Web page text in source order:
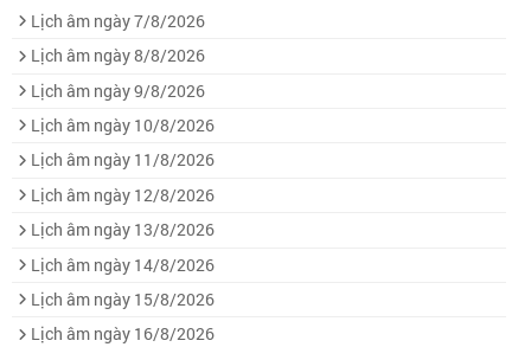
Lịch âm ngày 7/8/2026
Lịch âm ngày 8/8/2026
Lịch âm ngày 9/8/2026
Lịch âm ngày 10/8/2026
Lịch âm ngày 11/8/2026
Lịch âm ngày 12/8/2026
Lịch âm ngày 13/8/2026
Lịch âm ngày 14/8/2026
Lịch âm ngày 15/8/2026
Lịch âm ngày 16/8/2026